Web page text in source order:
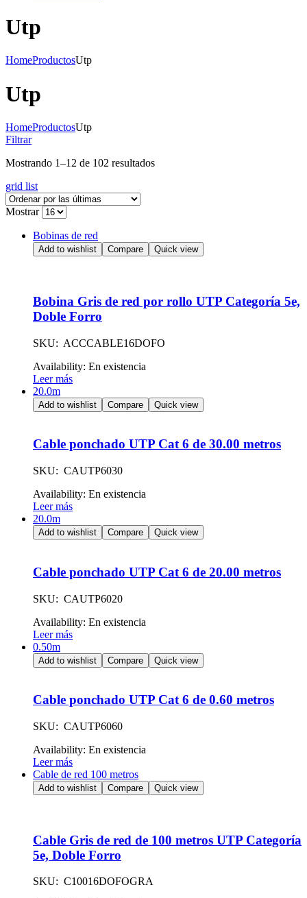
Utp
HomeProductosUtp
Utp
HomeProductosUtp
Filtrar
Mostrando 1–12 de 102 resultados
grid list
Mostrar
Bobinas de red
Add to wishlist Compare Quick view
Bobina Gris de red por rollo UTP Categoría 5e,
Doble Forro
SKU: ACCCABLE16DOFO
Availability: En existencia
Leer más
20.0m
Add to wishlist Compare Quick view
Cable ponchado UTP Cat 6 de 30.00 metros
SKU: CAUTP6030
Availability: En existencia
Leer más
20.0m
Add to wishlist Compare Quick view
Cable ponchado UTP Cat 6 de 20.00 metros
SKU: CAUTP6020
Availability: En existencia
Leer más
0.50m
Add to wishlist Compare Quick view
Cable ponchado UTP Cat 6 de 0.60 metros
SKU: CAUTP6060
Availability: En existencia
Leer más
Cable de red 100 metros
Add to wishlist Compare Quick view
Cable Gris de red de 100 metros UTP Categoría
5e, Doble Forro
SKU: C10016DOFOGRA